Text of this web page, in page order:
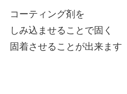
コーティング剤を
しみ込ませることで固く
固着させることが出来ます